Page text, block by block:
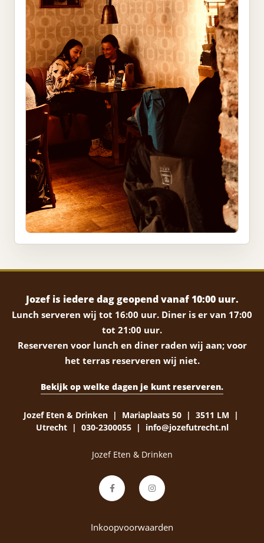
Jozef is iedere dag geopend vanaf 10:00 uur.
Lunch serveren wij tot 16:00 uur. Diner is er van 17:00
tot 21:00 uur.
Reserveren voor lunch en diner raden wij aan; voor
het terras reserveren wij niet.
Bekijk op welke dagen je kunt reserveren.
Jozef Eten & Drinken | Mariaplaats 50 | 3511 LM |
Utrecht | 030-2300055 | info@jozefutrecht.nl
Jozef Eten & Drinken
Inkoopvoorwaarden